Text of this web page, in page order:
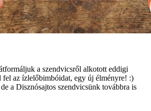
a szendvicsről alkotott eddigi
fel az ízlelőbimbóidat, egy új élményre! :)
a Disznósajtos szendvicsünk továbbra is